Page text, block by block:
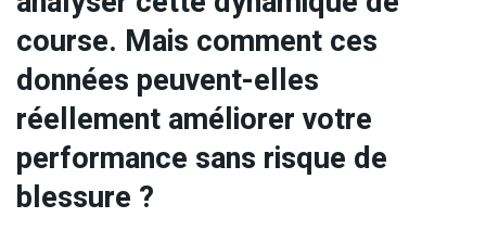
course. Mais comment ces
données peuvent-elles
réellement améliorer votre
performance sans risque de
blessure ?